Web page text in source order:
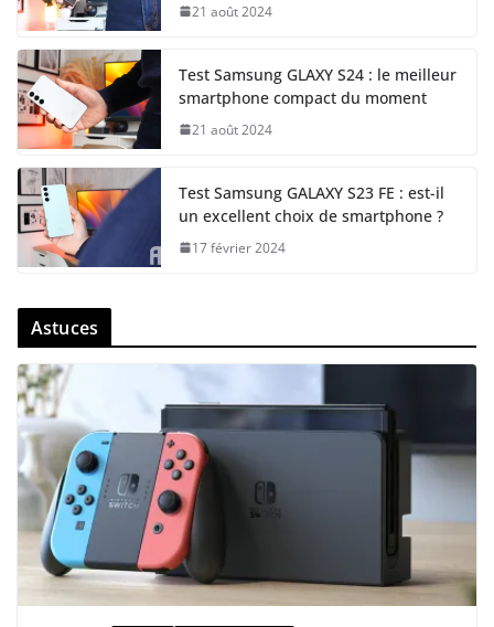
21 août 2024
Test Samsung GLAXY S24 : le meilleur
smartphone compact du moment
21 août 2024
Test Samsung GALAXY S23 FE : est-il
un excellent choix de smartphone ?
17 février 2024
Astuces